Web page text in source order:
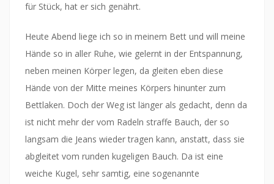
für Stück, hat er sich genährt.
Heute Abend liege ich so in meinem Bett und will meine
Hände so in aller Ruhe, wie gelernt in der Entspannung,
neben meinen Körper legen, da gleiten eben diese
Hände von der Mitte meines Körpers hinunter zum
Bettlaken. Doch der Weg ist länger als gedacht, denn da
ist nicht mehr der vom Radeln straffe Bauch, der so
langsam die Jeans wieder tragen kann, anstatt, dass sie
abgleitet vom runden kugeligen Bauch. Da ist eine
weiche Kugel, sehr samtig, eine sogenannte